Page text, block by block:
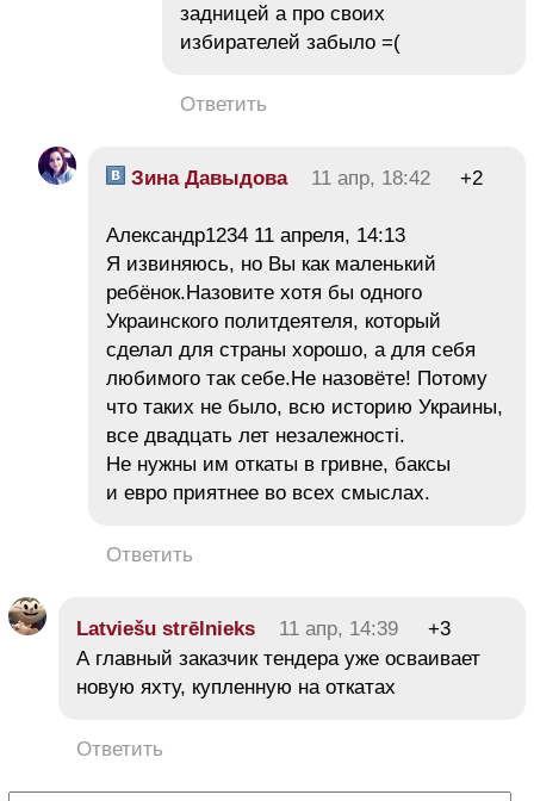
задницей а про своих
избирателей забыло =(
Ответить
Зина Давыдова 11 апр, 18:42 +2
Александр1234 11 апреля, 14:13
Я извиняюсь, но Вы как маленький
ребёнок.Назовите хотя бы одного
Украинского политдеятеля, который
сделал для страны хорошо, а для себя
любимого так себе.Не назовёте! Потому
что таких не было, всю историю Украины,
все двадцать лет незалежності.
Не нужны им откаты в гривне, баксы
и евро приятнее во всех смыслах.
Ответить
Latviešu strēlnieks 11 апр, 14:39
+3
А главный заказчик тендера уже осваивает
новую яхту, купленную на откатах
Ответить